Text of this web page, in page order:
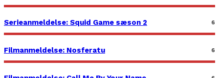
Serieanmeldelse: Squid Game sæson 2 6
Filmanmeldelse: Nosferatu 6